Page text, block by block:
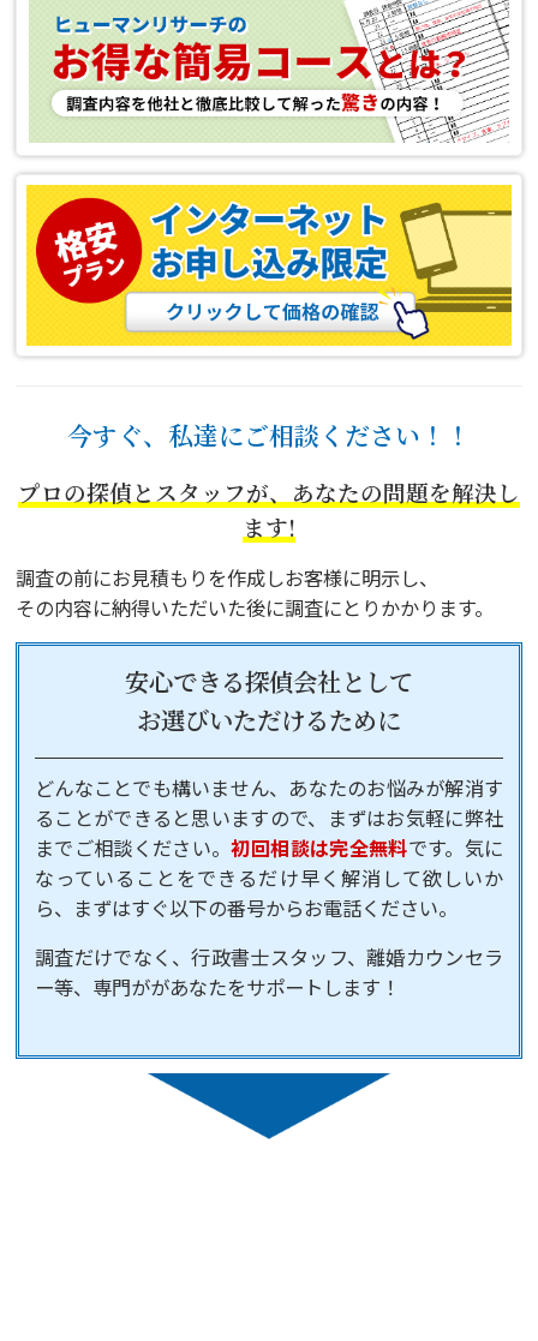
今すぐ、私達にご相談ください！！
プロの探偵とスタッフが、あなたの問題を解決し
ます!
調査の前にお見積もりを作成しお客様に明示し、
その内容に納得いただいた後に調査にとりかかります。
安心できる探偵会社として
お選びいただけるために
どんなことでも構いません、あなたのお悩みが解消す
ることができると思いますので、まずはお気軽に弊社
までご相談ください。初回相談は完全無料です。気に
なっていることをできるだけ早く解消して欲しいか
ら、まずはすぐ以下の番号からお電話ください。
調査だけでなく、行政書士スタッフ、離婚カウンセラ
ー等、専門ががあなたをサポートします！